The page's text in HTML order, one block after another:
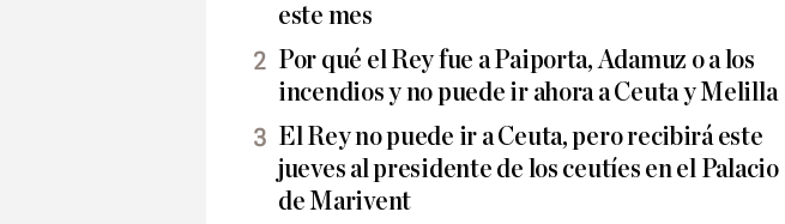
este mes
Por qué el Rey fue a Paiporta, Adamuz o a los
incendios y no puede ir ahora a Ceuta y Melilla
El Rey no puede ir a Ceuta, pero recibirá este
jueves al presidente de los ceutíes en el Palacio
de Marivent